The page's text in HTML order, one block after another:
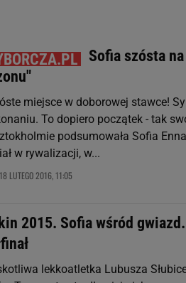
Sofia szósta
miejsce w doborowej stawce!
To dopiero początek - tak
podsumowała Sofia
w rywalizacji, w...
18 LUTEGO 2016, 11:05
2015. Sofia wśród
lekkoatletka Lubusza